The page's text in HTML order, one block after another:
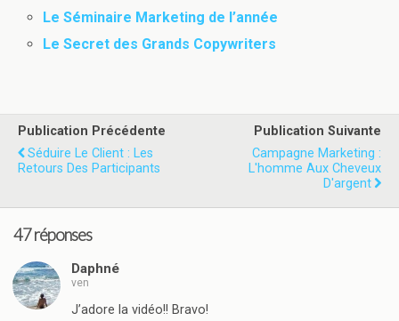
Le Séminaire Marketing de l’année
Le Secret des Grands Copywriters
Publication Précédente
Séduire Le Client : Les
Retours Des Participants
Publication Suivante
Campagne Marketing :
L'homme Aux Cheveux
D'argent
47 réponses
Daphné
ven
J’adore la vidéo!! Bravo!